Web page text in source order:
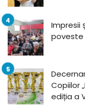
Impresii
poveste
Copiilor
ediția a